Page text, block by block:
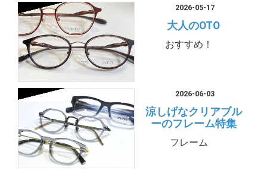
2026-05-17
大人のOTO
おすすめ！
2026-06-03
涼しげなクリアブル
ーのフレーム特集
フレーム